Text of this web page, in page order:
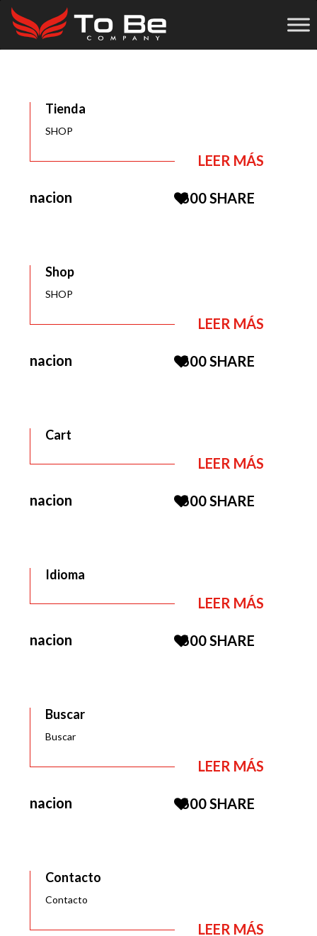
Tienda
SHOP
LEER MÁS
nacion 600SHARE
Shop
SHOP
LEER MÁS
nacion 600SHARE
Cart
LEER MÁS
nacion 600SHARE
Idioma
LEER MÁS
nacion 600SHARE
Buscar
Buscar
LEER MÁS
nacion 600SHARE
Contacto
Contacto
LEER MÁS